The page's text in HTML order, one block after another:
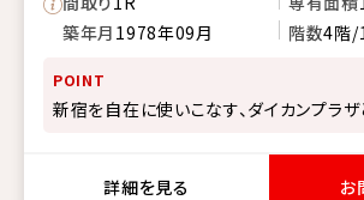
築年月 1978年09月 階数4階/
POINT
新宿を自在に使いこなす、ダイカンプラザ
詳細を見る お